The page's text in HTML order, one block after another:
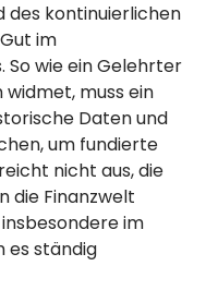
des kontinuierlichen
im
So wie ein Gelehrter
muss ein
Daten und
um fundierte
nicht aus, die
die Finanzwelt
im
es ständig